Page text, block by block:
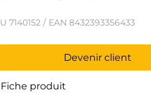
7140152 / EAN 8432393356433
Devenir client
Fiche produit